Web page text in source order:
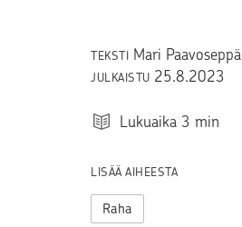
TEKSTI Mari Paavoseppä
JULKAISTU 25.8.2023
Lukuaika 3 min
LISÄÄ AIHEESTA
Raha